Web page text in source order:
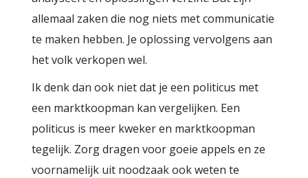
allemaal zaken die nog niets met communicatie
te maken hebben. Je oplossing vervolgens aan
het volk verkopen wel.
Ik denk dan ook niet dat je een politicus met
een marktkoopman kan vergelijken. Een
politicus is meer kweker en marktkoopman
tegelijk. Zorg dragen voor goeie appels en ze
voornamelijk uit noodzaak ook weten te